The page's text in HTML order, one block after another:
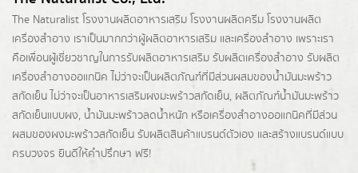
The Naturalist โรงงานผลิตอาหารเสริม โรงงานผลิตครีม โรงงานผลิต
เครื่องสำอาง เราเป็นมากกว่าผู้ผลิตอาหารเสริม และเครื่องสำอาง เพราะเรา
คือเพื่อนผู้เชี่ยวชาญในการรับผลิตอาหารเสริม รับผลิตเครื่องสำอาง รับผลิต
เครื่องสำอางออแกนิค ไม่ว่าจะเป็นผลิตภัณฑ์ที่มีส่วนผสมของน้ำมันมะพร้าว
สกัดเย็น ไม่ว่าจะเป็นอาหารเสริมผงมะพร้าวสกัดเย็น, ผลิตภัณฑ์น้ำมันมะพร้าว
สกัดเย็นแบบผง, น้ำมันมะพร้าวลดน้ำหนัก หรือเครื่องสำอางออแกนิคที่มีส่วน
ผสมของผงมะพร้าวสกัดเย็น รับผลิตสินค้าแบรนด์ตัวเอง และสร้างแบรนด์แบบ
ครบวงจร ยินดีให้คำปรึกษา ฟรี!